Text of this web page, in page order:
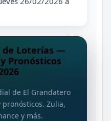
de Loterías —
Pronósticos
de El Grandatero
pronósticos. Zulia,
y más.